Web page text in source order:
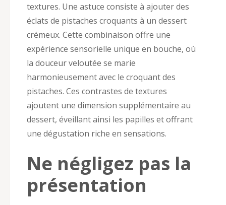
textures. Une astuce consiste à ajouter des
éclats de pistaches croquants à un dessert
crémeux. Cette combinaison offre une
expérience sensorielle unique en bouche, où
la douceur veloutée se marie
harmonieusement avec le croquant des
pistaches. Ces contrastes de textures
ajoutent une dimension supplémentaire au
dessert, éveillant ainsi les papilles et offrant
une dégustation riche en sensations.
Ne négligez pas la
présentation